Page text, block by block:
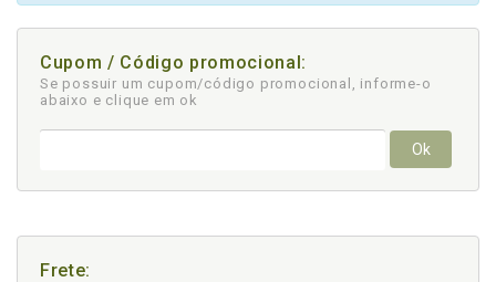
Cupom / Código promocional:
Se possuir um cupom/código promocional, informe-o
abaixo e clique em ok
Ok
Frete: